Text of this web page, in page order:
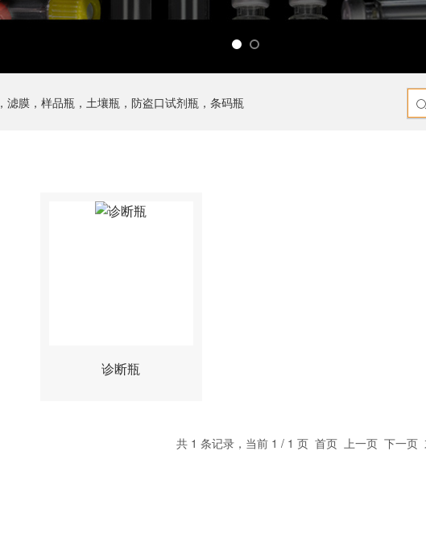
滤膜，样品瓶，土壤瓶，防盗口试剂瓶，条码瓶
诊断瓶
共 1 条记录，当前 1 / 1 页 首页 上一页 下一页